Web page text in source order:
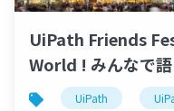
UiPath Friends
World ! みんなで
ートメーションの
UiPath